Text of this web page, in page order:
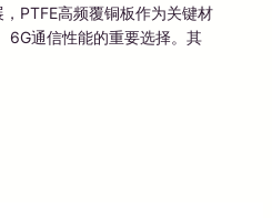
PTFE高频覆铜板作为关键材
6G通信性能的重要选择。其